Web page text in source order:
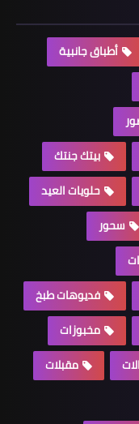
أطباق جانبية
بيتك جنتك
حلويات العيد
سحور
فديوهات طبخ
مخبوزات
مقبلات